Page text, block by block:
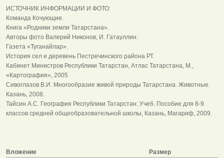
ИСТОЧНИК ИНФОРМАЦИИ И ФОТО:
Команда Кочующие.
Книга «Родники земли Татарстана».
Авторы фото Валерий Никонов, И. Гатауллин.
Газета «Туганайлар».
История сел и деревень Пестречинского района РТ.
Кабинет Министров Республики Татарстан, Атлас Татарстана, М.,
«Картография», 2005
Сивоглазов В.И. Многообразие живой природы Татарстана. Животные.
Казань, 2008.
Тайсин А.С. География Республики Татарстан: Учеб. Пособие для 8-9
классов средней общеобразовательной школы, Казань, Магариф, 2009.
Вложение
Размер